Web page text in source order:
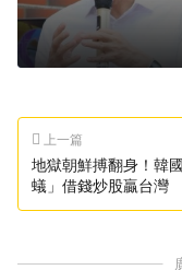
上一篇
地獄朝鮮搏翻身！韓
蟻」借錢炒股贏台灣